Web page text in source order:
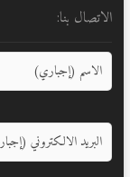
الاتصال بنا: